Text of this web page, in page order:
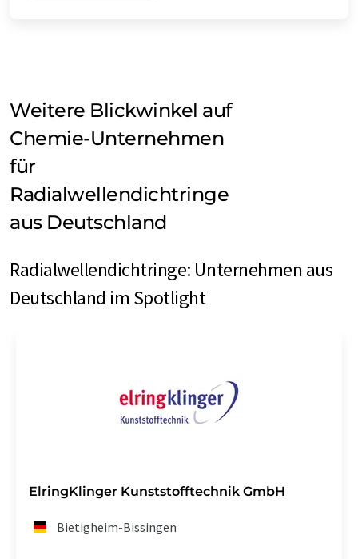
Weitere Blickwinkel auf
Chemie-Unternehmen
für
Radialwellendichtringe
aus Deutschland
Radialwellendichtringe: Unternehmen aus
Deutschland im Spotlight
ElringKlinger Kunststofftechnik GmbH
Bietigheim-Bissingen